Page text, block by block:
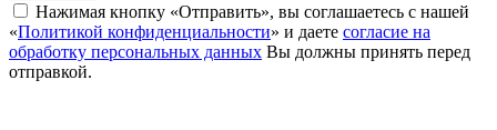
Нажимая кнопку «Отправить», вы соглашаетесь с нашей
«Политикой конфиденциальности» и даете согласие на
обработку персональных данных Вы должны принять перед
отправкой.